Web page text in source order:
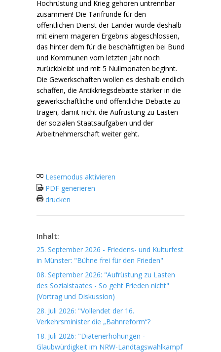
Hochrüstung und Krieg gehören untrennbar
zusammen! Die Tarifrunde für den
öffentlichen Dienst der Länder wurde deshalb
mit einem mageren Ergebnis abgeschlossen,
das hinter dem für die beschäfrtigten bei Bund
und Kommunen vom letzten Jahr noch
zurückbleibt und mit 5 Nullmonaten beginnt.
Die Gewerkschaften wollen es deshalb endlich
schaffen, die Antikkriegsdebatte stärker in die
gewerkschaftliche und öffentliche Debatte zu
tragen, damit nicht die Aufrüstung zu Lasten
der sozialen Staatsaufgaben und der
Arbeitnehmerschaft weiter geht.
Lesemodus aktivieren
PDF generieren
drucken
Inhalt:
25. September 2026 - Friedens- und Kulturfest
in Münster: "Bühne frei für den Frieden"
08. September 2026: "Aufrüstung zu Lasten
des Sozialstaates - So geht Frieden nicht"
(Vortrag und Diskussion)
28. Juli 2026: "Vollendet der 16.
Verkehrsminister die „Bahnreform“?
18. Juli 2026: "Diätenerhöhungen -
Glaubwürdigkeit im NRW-Landtagswahlkampf